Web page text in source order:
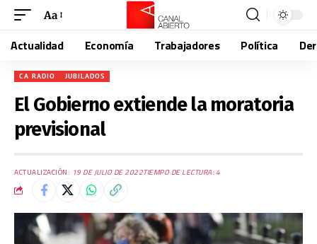
Aa
Actualidad Economía Trabajadores Política
CA RADIO JUBILADOS
El Gobierno extiende la moratoria
previsional
ACTUALIZACIÓN: 19 DE JULIO DE 2022TIEMPO DE LECTURA: 4